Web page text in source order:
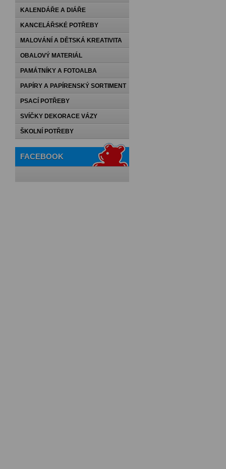
KALENDÁŘE A DIÁŘE
KANCELÁŘSKÉ POTŘEBY
MALOVÁNÍ A DĚTSKÁ KREATIVITA
OBALOVÝ MATERIÁL
PAMÁTNÍKY A FOTOALBA
PAPÍRY A PAPÍRENSKÝ SORTIMENT
PSACÍ POTŘEBY
SVÍČKY DEKORACE VÁZY
ŠKOLNÍ POTŘEBY
FACEBOOK